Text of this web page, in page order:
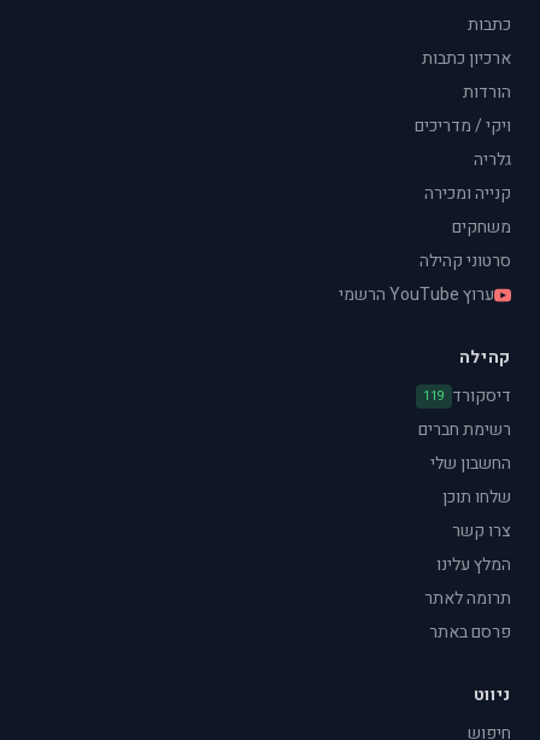
כתבות
ארכיון כתבות
הורדות
ויקי / מדריכים
גלריה
קנייה ומכירה
משחקים
סרטוני קהילה
ערוץ YouTube הרשמי
קהילה
דיסקורד 119
רשימת חברים
החשבון שלי
שלחו תוכן
צרו קשר
המלץ עלינו
תרומה לאתר
פרסם באתר
ניווט
חיפוש